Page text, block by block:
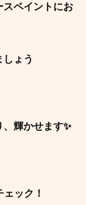
スペイントにお
ょう
輝かせます✨
ック！